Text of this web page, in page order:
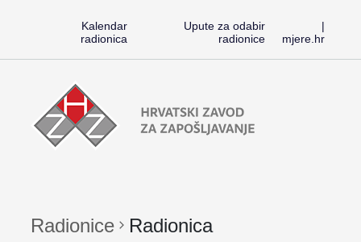
Kalendar
radionica
Upute za odabir
radionice
|
mjere.hr
Preskoči
na
sadržaj
Radionice
HZZ-
Radionice Radionica